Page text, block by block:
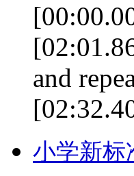
and
小学新标